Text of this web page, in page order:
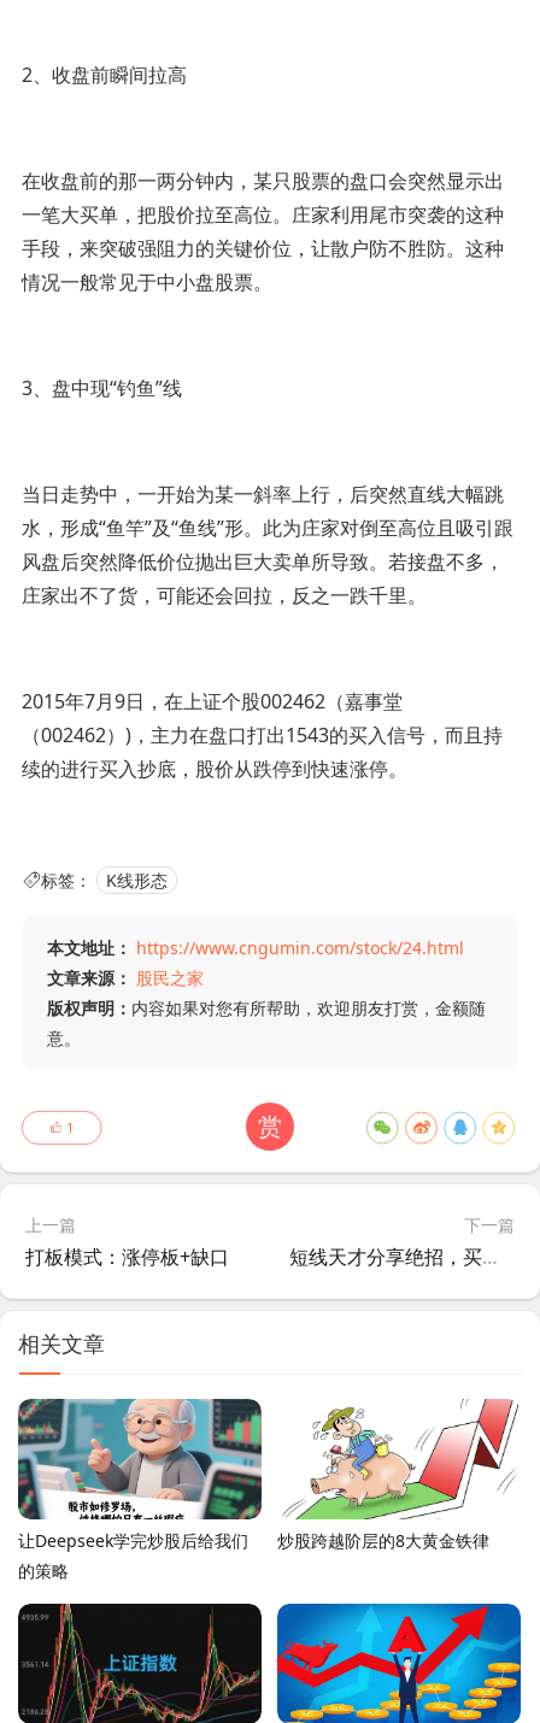
2、收盘前瞬间拉高
在收盘前的那一两分钟内，某只股票的盘口会突然显示出
一笔大买单，把股价拉至高位。庄家利用尾市突袭的这种
手段，来突破强阻力的关键价位，让散户防不胜防。这种
情况一般常见于中小盘股票。
3、盘中现“钓鱼”线
当日走势中，一开始为某一斜率上行，后突然直线大幅跳
水，形成“鱼竿”及“鱼线”形。此为庄家对倒至高位且吸引跟
风盘后突然降低价位抛出巨大卖单所导致。若接盘不多，
庄家出不了货，可能还会回拉，反之一跌千里。
2015年7月9日，在上证个股002462（嘉事堂
（002462）)，主力在盘口打出1543的买入信号，而且持
续的进行买入抄底，股价从跌停到快速涨停。
标签： K线形态
本文地址： https://www.cngumin.com/stock/24.html
文章来源： 股民之家
版权声明： 内容如果对您有所帮助，欢迎朋友打赏，金额随
意。
赏
1
上一篇
打板模式：涨停板+缺口
下一篇
短线天才分享绝招，买入就涨技术形态，学会本金快速增长
相关文章
让Deepseek学完炒股后给我们
的策略
炒股跨越阶层的8大黄金铁律